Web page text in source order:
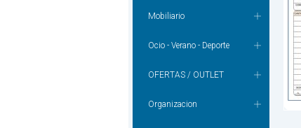
Mobiliario
Ocio - Verano - Deporte
OFERTAS / OUTLET
Organizacion